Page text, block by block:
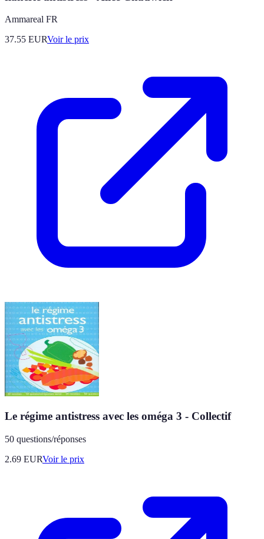
Ammareal FR
37.55 EURVoir le prix
Le régime antistress avec les oméga 3 - Collectif
50 questions/réponses
2.69 EURVoir le prix